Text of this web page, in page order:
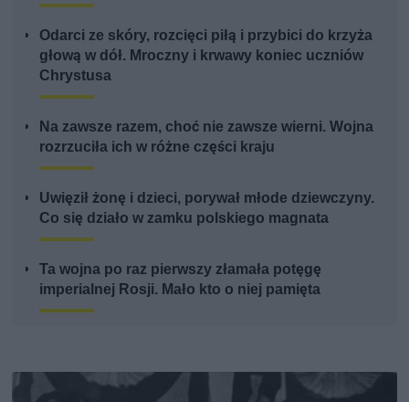
Odarci ze skóry, rozcięci piłą i przybici do krzyża
głową w dół. Mroczny i krwawy koniec uczniów
Chrystusa
Na zawsze razem, choć nie zawsze wierni. Wojna
rozrzuciła ich w różne części kraju
Uwięził żonę i dzieci, porywał młode dziewczyny.
Co się działo w zamku polskiego magnata
Ta wojna po raz pierwszy złamała potęgę
imperialnej Rosji. Mało kto o niej pamięta